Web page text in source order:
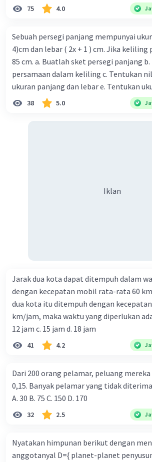
75 4.0
Sebuah persegi panjang mempunyai
4)cm dan lebar ( 2x + 1 ) cm. Jika keliling
85 cm. a. Buatlah sket persegi panjang
persamaan dalam keliling c. Tentukan
ukuran panjang dan lebar e. Tentukan
38 5.0
Iklan
Jarak dua kota dapat ditempuh dalam
dengan kecepatan mobil rata-rata 60
dua kota itu ditempuh dengan
km/jam, maka waktu yang diperlukan adalah .... a.
12 jam c. 15 jam d. 18 jam
41 4.2
Dari 200 orang pelamar, peluang
0,15. Banyak pelamar yang tidak
A. 30 B. 75 C. 150 D. 170
32 2.5
Nyatakan himpunan berikut dengan
anggotanyal D={ planet-planet